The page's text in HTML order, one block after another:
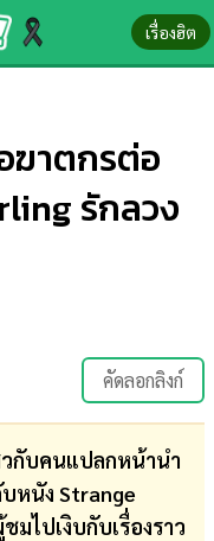
เรื่องฮิต
ฆาตกรต่อ
รักลวง
คัดลอกลิงก์
วกับคนแปลกหน้านำ
หนัง Strange
ไปเงิบกับเรื่องราว